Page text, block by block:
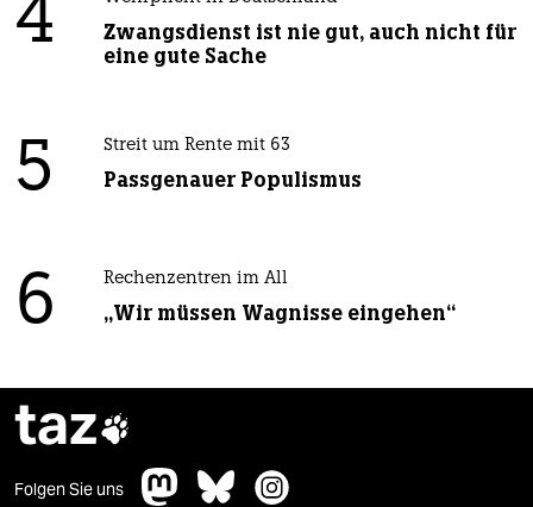
4
Zwangsdienst ist nie gut, auch nicht für
eine gute Sache
5 Streit um Rente mit 63
Passgenauer Populismus
6 Rechenzentren im All
„Wir müssen Wagnisse eingehen“
taz
Folgen Sie uns